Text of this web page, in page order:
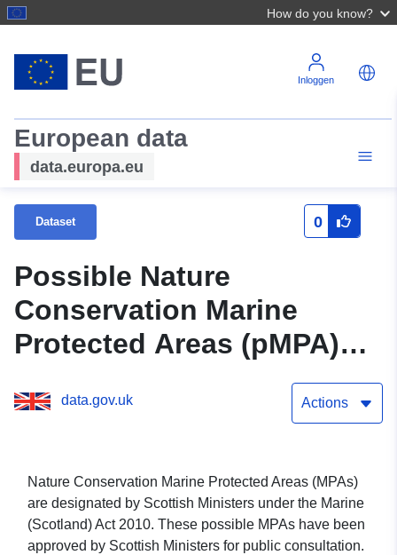
How do you know?
Inloggen
European data
data.europa.eu
Dataset 0
Possible Nature
Conservation Marine
Protected Areas (pMPA)
within the 12 Nautical Mile
Territorial Sea limit around
data.gov.uk Actions
Nature Conservation Marine Protected Areas (MPAs)
are designated by Scottish Ministers under the Marine
(Scotland) Act 2010. These possible MPAs have been
approved by Scottish Ministers for public consultation.